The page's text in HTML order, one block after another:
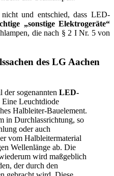
und entschied, dass LED-
„sonstige Elektrogeräte“
die nach § 2 I Nr. 5 von
des LG Aachen
der sogenannten LED-
Leuchtdiode
Halbleiter-Bauelement.
in Durchlassrichtung, so
oder auch
vom Halbleitermaterial
Wellenlänge ab. Die
wird maßgeblich
der durch den